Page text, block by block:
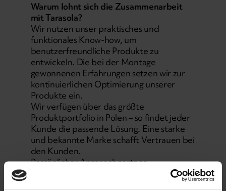
Warum lohnt sich die Zusammenarbeit
mit Tarasola?
Wir nutzen unser praktisches und
funktionales Know-how, um
benutzerfreundliche Produkte zu
entwickeln. Die bei der Montage
gewonnenen Erfahrungen setzen wir zur
kontinuierlichen Optimierung unserer
Produkte ein.
Wir verfügen über das größte
Produktportfolio in Polen – so findet jeder
Kunde die passende Lösung. Eine starke
und bekannte Marke schafft Vertrauen bei
den Kunden.
Persönlicher Ansprechpartner
Zu Beginn der Zusammenarbeit steht
Ihnen ein erfahrener Ansprechpartner zur